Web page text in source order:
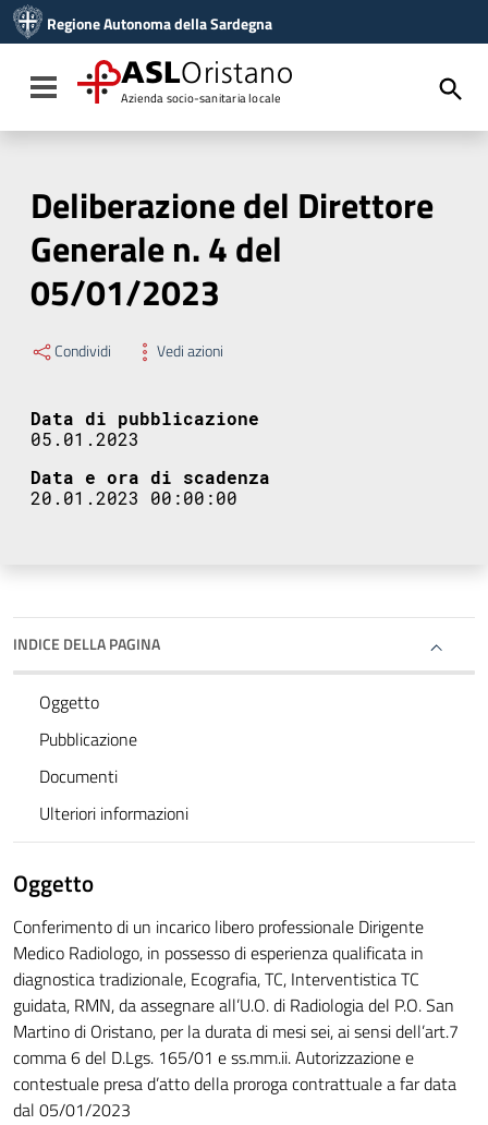
Vai al menu di navigazione
Vai al footer
Regione Autonoma della Sardegna
Toggle navigation
ASLOristano
Azienda socio-sanitaria locale
Deliberazione del Direttore
Generale n. 4 del
05/01/2023
Condividi Vedi azioni
Data di pubblicazione
05.01.2023
Data e ora di scadenza
20.01.2023 00:00:00
INDICE DELLA PAGINA
Oggetto
Pubblicazione
Documenti
Ulteriori informazioni
Oggetto
Conferimento di un incarico libero professionale Dirigente
Medico Radiologo, in possesso di esperienza qualificata in
diagnostica tradizionale, Ecografia, TC, Interventistica TC
guidata, RMN, da assegnare all’U.O. di Radiologia del P.O. San
Martino di Oristano, per la durata di mesi sei, ai sensi dell’art.7
comma 6 del D.Lgs. 165/01 e ss.mm.ii. Autorizzazione e
contestuale presa d’atto della proroga contrattuale a far data
dal 05/01/2023